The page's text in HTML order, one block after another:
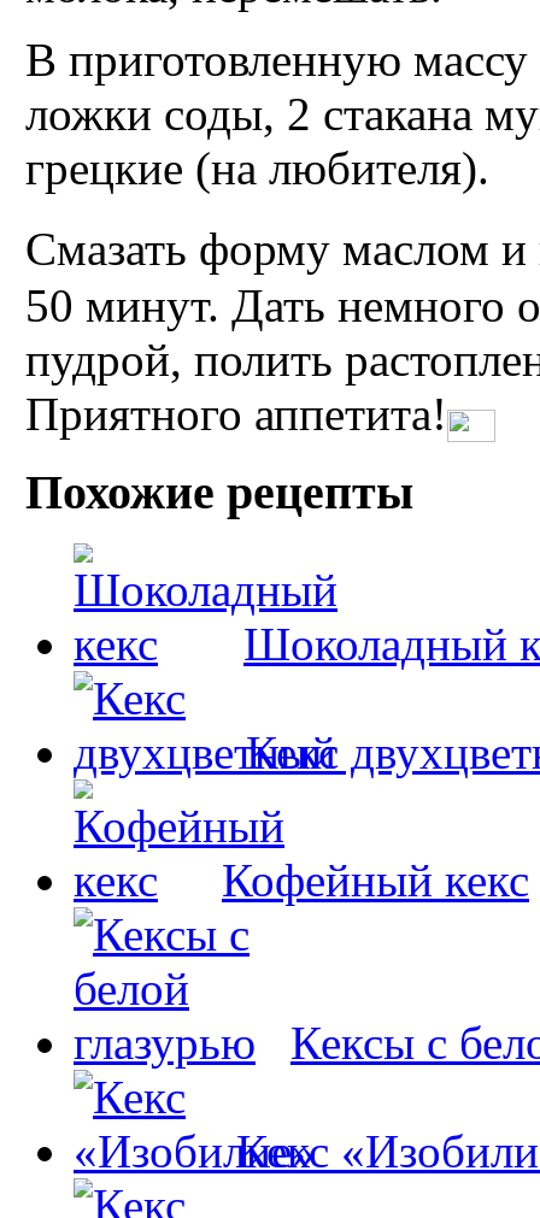
В приготовленную
ложки соды, 2 стакана
грецкие (на любителя).
Смазать форму маслом
50 минут. Дать немного
пудрой, полить
Приятного аппетита!
Похожие рецепты
Шоколадный
Кекс
Кофейный кекс
Кексы с
Кекс